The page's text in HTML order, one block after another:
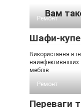
Вам
Ремонт
Шафи-купе
Використання в
найефективніших
меблів
Ремонт
Переваги